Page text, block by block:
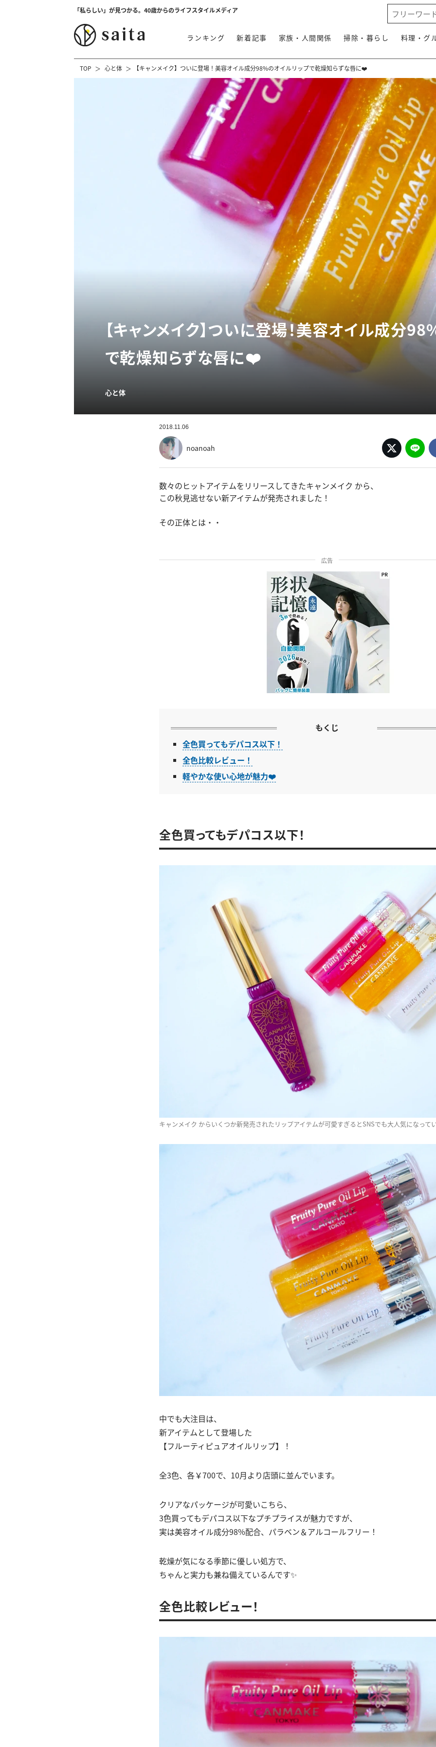
「私らしい」が見つかる。40歳からのライフスタイルメディア
ランキング 新着記事 家族・人間関係 掃除・暮らし 料理・グ
TOP 心と体 【キャンメイク】ついに登場！美容オイル成分98%のオイルリップで乾燥知らずな唇に❤️
【キャンメイク】ついに登場！美容オイル成分
で乾燥知らずな唇に❤️
心と体
2018.11.06
noanoah
数々のヒットアイテムをリリースしてきたキャンメイク から、
この秋見逃せない新アイテムが発売されました！
その正体とは・・
広告
もくじ
全色買ってもデパコス以下！
全色比較レビュー！
軽やかな使い心地が魅力❤️
全色買ってもデパコス以下！
キャンメイク からいくつか新発売されたリップアイテムが可愛すぎるとSNSでも大人気になって
中でも大注目は、
新アイテムとして登場した
【フルーティピュアオイルリップ】！
全3色、各￥700で、10月より店頭に並んでいます。
クリアなパッケージが可愛いこちら、
3色買ってもデパコス以下なプチプライスが魅力ですが、
実は美容オイル成分98%配合、パラベン＆アルコールフリー！
乾燥が気になる季節に優しい処方で、
ちゃんと実力も兼ね備えているんです✨
全色比較レビュー！